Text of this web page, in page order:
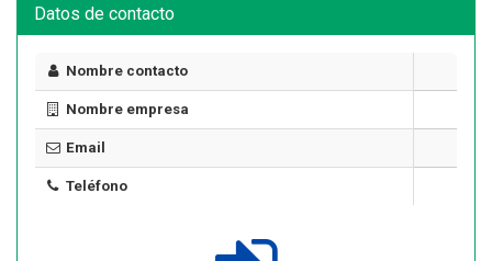
Datos de contacto
Nombre contacto
Nombre empresa
Email
Teléfono